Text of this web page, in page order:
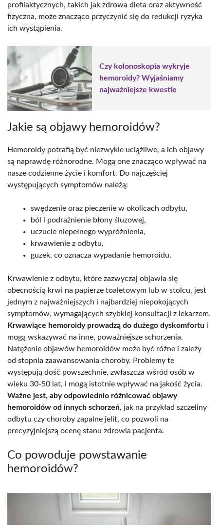
profilaktycznych, takich jak zdrowa dieta oraz aktywność
fizyczna, może znacząco przyczynić się do redukcji ryzyka
ich wystąpienia.
Czy kolonoskopia wykryje
hemoroidy? Wyjaśniamy
najważniejsze kwestie
Jakie są objawy hemoroidów?
Hemoroidy potrafią być niezwykle uciążliwe, a ich objawy
są naprawdę różnorodne. Mogą one znacząco wpływać na
nasze codzienne życie i komfort. Do najczęściej
występujących symptomów należą:
swędzenie oraz pieczenie w okolicach odbytu,
ból i podrażnienie błony śluzowej,
uczucie niepełnego wypróżnienia,
krwawienie z odbytu,
guzek, co oznacza wypadanie hemoroidu.
Krwawienie z odbytu, które zazwyczaj objawia się
obecnością krwi na papierze toaletowym lub w stolcu, jest
jednym z najważniejszych i najbardziej niepokojących
symptomów, wymagających szybkiej konsultacji z lekarzem.
Krwawiące hemoroidy prowadzą do dużego dyskomfortu i
mogą wskazywać na inne, poważniejsze schorzenia.
Natężenie objawów hemoroidów może być różne i zależy
od stopnia zaawansowania choroby. Problemy te
występują dość powszechnie, zwłaszcza wśród osób w
wieku 30-50 lat, i mogą istotnie wpływać na jakość życia.
Ważne jest, aby odpowiednio różnicować objawy
hemoroidów od innych schorzeń, jak na przykład szczeliny
odbytu czy choroby zapalne jelit, co pozwoli na
precyzyjniejszą ocenę stanu zdrowia pacjenta.
Co powoduje powstawanie
hemoroidów?